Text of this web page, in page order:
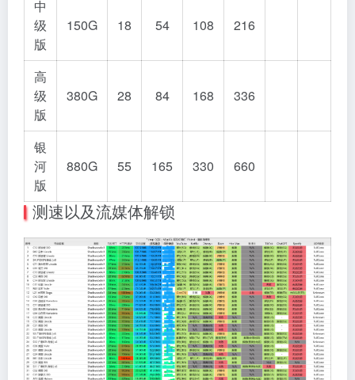
中
级
版
150G 18 54 108 216
高
级
版
380G 28 84 168 336
银
河
版
880G 55 165 330 660
测速以及流媒体解锁